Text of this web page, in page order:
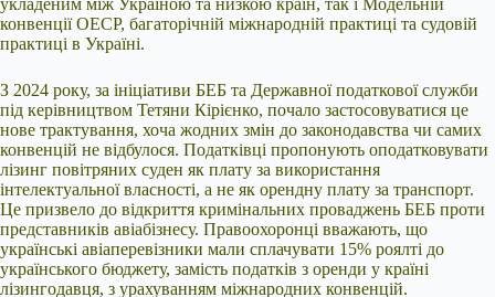
укладеним між Україною та низкою країн, так і Модельній
конвенції ОЕСР, багаторічній міжнародній практиці та судовій
практиці в Україні.
З 2024 року, за ініціативи БЕБ та Державної податкової служби
під керівництвом Тетяни Кірієнко, почало застосовуватися це
нове трактування, хоча жодних змін до законодавства чи самих
конвенцій не відбулося. Податківці пропонують оподатковувати
лізинг повітряних суден як плату за використання
інтелектуальної власності, а не як орендну плату за транспорт.
Це призвело до відкриття кримінальних проваджень БЕБ проти
представників авіабізнесу. Правоохоронці вважають, що
українські авіаперевізники мали сплачувати 15% роялті до
українського бюджету, замість податків з оренди у країні
лізингодавця, з урахуванням міжнародних конвенцій.